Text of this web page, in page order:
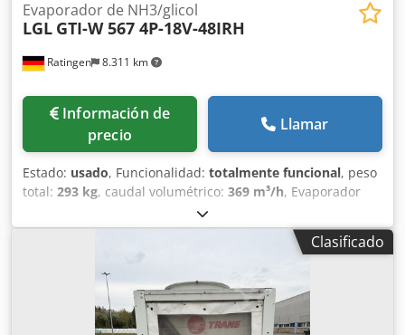
Ratingen 8.311 km
Evaporador de NH3/glicol
LGL GTI-W 567 4P-18V-48IRH
Información de
precio
Llamar
Estado: usado, Funcionalidad: totalmente funcional, peso
total: 293 kg, caudal volumétrico: 369 m³/h, Evaporador
industrial de doble circuito, con glicol/amoniaco.
Csdpfxsztbypj Akrsrf Capacidad de refrigeración con
amoniaco a 0 °C de temperatura ambiente y -10 °C de
temperatura de evaporación: 50 kW. Volumen de los tubos:
49 dm³. 5 ventiladores, diámetro 450 mm, 4 polos.
Distancia entre aletas: 7 mm. Protección contra la
corrosión con recubrimiento Blygold.
Clasificado